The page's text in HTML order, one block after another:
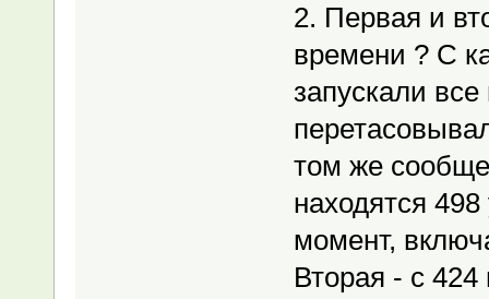
2. Первая и
времени ? С
запускали
том же
находятся
момент,
Вторая - с 424